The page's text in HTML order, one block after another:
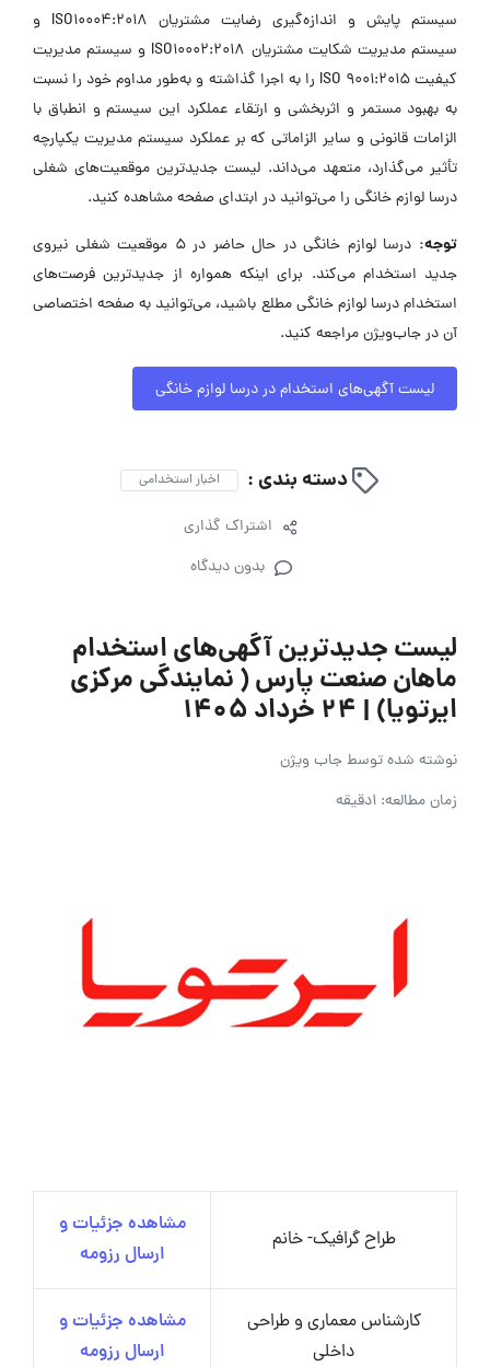
سیستم پایش و اندازه‌گیری رضایت مشتریان ISO10004:2018 و
سیستم مدیریت شکایت مشتریان ISO10002:2018 و سیستم مدیریت
کیفیت ISO 9001:2015 را به اجرا گذاشته و به‌طور مداوم خود را نسبت
به بهبود مستمر و اثربخشی و ارتقاء عملکرد این سیستم و انطباق با
الزامات قانونی و سایر الزاماتی که بر عملکرد سیستم مدیریت یکپارچه
تأثیر می‌گذارد، متعهد می‌داند. لیست جدیدترین موقعیت‌های شغلی
درسا لوازم خانگی را می‌توانید در ابتدای صفحه مشاهده کنید.
توجه:
درسا لوازم خانگی در حال حاضر در ۵ موقعیت شغلی نیروی
جدید استخدام می‌کند. برای اینکه همواره از جدیدترین فرصت‌های
استخدام درسا لوازم خانگی مطلع باشید، می‌توانید به صفحه اختصاصی
آن در جاب‌ویژن مراجعه کنید.
لیست آگهی‌های استخدام در درسا لوازم خانگی
دسته بندی : اخبار استخدامی
اشتراک گذاری
بدون دیدگاه
لیست جدیدترین آگهی‌های استخدام
ماهان صنعت پارس ( نمایندگی مرکزی
ایرتویا) | ۲۴ خرداد ۱۴۰۵
نوشته شده توسطجاب ویژن
زمان مطالعه: 1دقیقه
طراح گرافیک- خانم
مشاهده جزئیات و
ارسال رزومه
کارشناس معماری و طراحی
داخلی
مشاهده جزئیات و
ارسال رزومه